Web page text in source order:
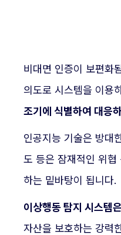
비대면 인증이 보편화
의도로 시스템을 이용
조기에 식별하여 대응
인공지능 기술은 방대
도 등은 잠재적인 위
하는 밑바탕이 됩니다.
이상행동 탐지 시스템
자산을 보호하는 강력